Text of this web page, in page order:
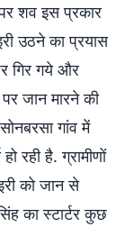
पर शव इस प्रकार
उठने का प्रयास
गिर गये और
जान मारने की
गांव में
रही है. ग्रामीणों
को जान से
का स्टार्टर कुछ